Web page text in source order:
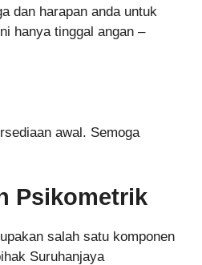
dan harapan anda untuk
hanya tinggal angan –
awal. Semoga
Psikometrik
salah satu komponen
Suruhanjaya